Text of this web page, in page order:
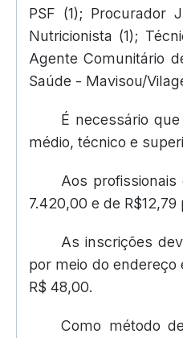
PSF (1); Procurador
Nutricionista (1);
Agente Comunitário
Saúde - Mavisou/
É necessário
médio, técnico e
Aos
7.420,00 e de
As inscrições
por meio do
R$ 48,00.
Como método